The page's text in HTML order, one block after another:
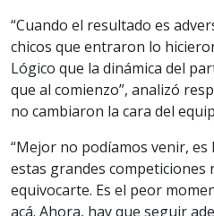
“Cuando el resultado es
chicos que entraron lo
Lógico que la dinámica del
que al comienzo”, analizó
no cambiaron la cara del
“Mejor no podíamos venir,
estas grandes competiciones
equivocarte. Es el peor
acá. Ahora, hay que seguir